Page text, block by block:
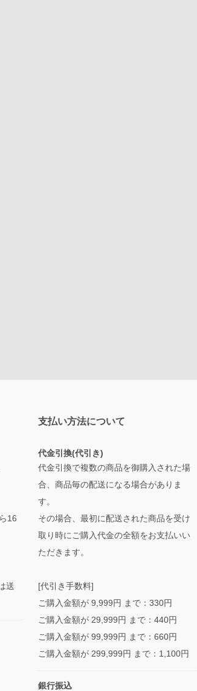
16
送
支払い方法について
代金引換(代引き)
代金引換で複数の商品を御購入された場
合、商品毎の配送になる場合がありま
す。
その場合、最初に配送された商品を受け
取り時にご購入代金の全額をお支払いい
ただきます。
[代引き手数料]
ご購入金額が 9,999円 まで：330円
ご購入金額が 29,999円 まで：440円
ご購入金額が 99,999円 まで：660円
ご購入金額が 299,999円 まで：1,100円
銀行振込